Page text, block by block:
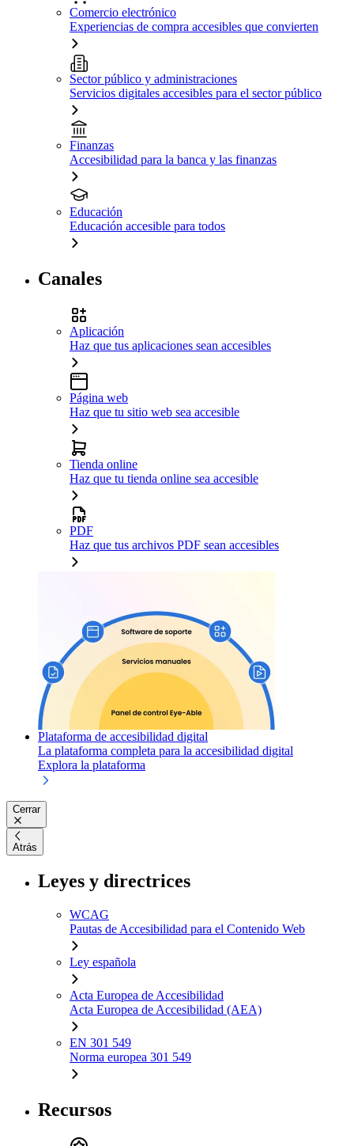
Comercio electrónico
Experiencias de compra accesibles que convierten
Sector público y administraciones
Servicios digitales accesibles para el sector público
Finanzas
Accesibilidad para la banca y las finanzas
Educación
Educación accesible para todos
Canales
Aplicación
Haz que tus aplicaciones sean accesibles
Página web
Haz que tu sitio web sea accesible
Tienda online
Haz que tu tienda online sea accesible
PDF
Haz que tus archivos PDF sean accesibles
Plataforma de accesibilidad digital
La plataforma completa para la accesibilidad digital
Explora la plataforma
Cerrar
Atrás
Leyes y directrices
WCAG
Pautas de Accesibilidad para el Contenido Web
Ley española
Acta Europea de Accesibilidad
Acta Europea de Accesibilidad (AEA)
EN 301 549
Norma europea 301 549
Recursos